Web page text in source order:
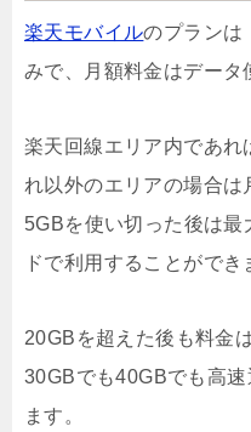
楽天モバイルのプランは
みで、月額料金はデータ
楽天回線エリア内であれ
れ以外のエリアの場合は
5GBを使い切った後は
ドで利用することができ
20GBを超えた後も料金
30GBでも40GBでも高
ます。